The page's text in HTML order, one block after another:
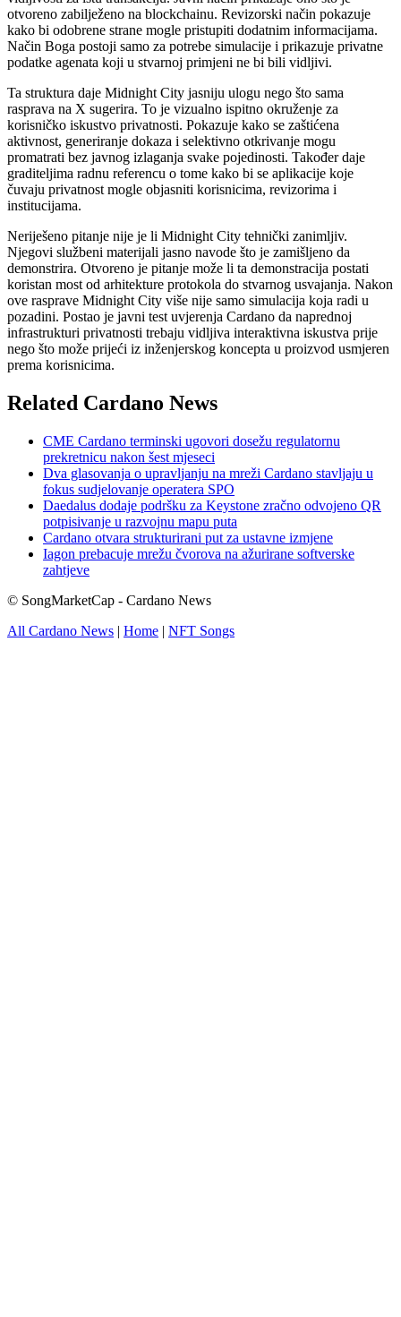
otvoreno zabilježeno na blockchainu. Revizorski način pokazuje
kako bi odobrene strane mogle pristupiti dodatnim informacijama.
Način Boga postoji samo za potrebe simulacije i prikazuje privatne
podatke agenata koji u stvarnoj primjeni ne bi bili vidljivi.
Ta struktura daje Midnight City jasniju ulogu nego što sama
rasprava na X sugerira. To je vizualno ispitno okruženje za
korisničko iskustvo privatnosti. Pokazuje kako se zaštićena
aktivnost, generiranje dokaza i selektivno otkrivanje mogu
promatrati bez javnog izlaganja svake pojedinosti. Također daje
graditeljima radnu referencu o tome kako bi se aplikacije koje
čuvaju privatnost mogle objasniti korisnicima, revizorima i
institucijama.
Neriješeno pitanje nije je li Midnight City tehnički zanimljiv.
Njegovi službeni materijali jasno navode što je zamišljeno da
demonstrira. Otvoreno je pitanje može li ta demonstracija postati
koristan most od arhitekture protokola do stvarnog usvajanja. Nakon
ove rasprave Midnight City više nije samo simulacija koja radi u
pozadini. Postao je javni test uvjerenja Cardano da naprednoj
infrastrukturi privatnosti trebaju vidljiva interaktivna iskustva prije
nego što može prijeći iz inženjerskog koncepta u proizvod usmjeren
prema korisnicima.
Related Cardano News
CME Cardano terminski ugovori dosežu regulatornu
prekretnicu nakon šest mjeseci
Dva glasovanja o upravljanju na mreži Cardano stavljaju u
fokus sudjelovanje operatera SPO
Daedalus dodaje podršku za Keystone zračno odvojeno QR
potpisivanje u razvojnu mapu puta
Cardano otvara strukturirani put za ustavne izmjene
Iagon prebacuje mrežu čvorova na ažurirane softverske
zahtjeve
© SongMarketCap - Cardano News
All Cardano News | Home | NFT Songs